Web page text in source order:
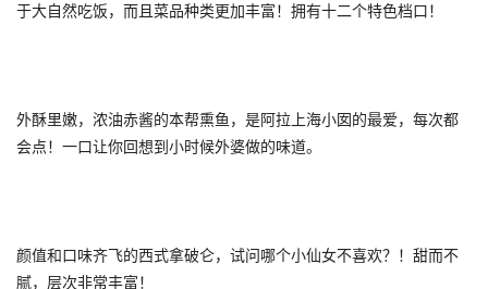
于大自然吃饭，而且菜品种类更加丰富！拥有十二个特色档口！
外酥里嫩，浓油赤酱的本帮熏鱼，是阿拉上海小囡的最爱，每次都
会点！一口让你回想到小时候外婆做的味道。
颜值和口味齐飞的西式拿破仑，试问哪个小仙女不喜欢？！甜而不
腻，层次非常丰富！